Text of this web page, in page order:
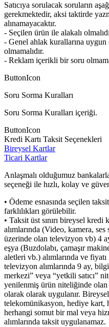
Satıcıya sorulacak soruların
gerekmektedir, aksi taktirde
alınamayacaktır.
- Seçilen ürün ile alakalı
- Genel ahlak kurallarına
olmamalıdır.
- Reklam içerikli bir soru
ButtonIcon
Soru Sorma Kuralları
Soru Sorma Kuralları içeriği.
ButtonIcon
Kredi Kartı Taksit Seçenekleri
Bireysel Kartlar
Ticari Kartlar
Anlaşmalı olduğumuz
seçeneği ile hızlı, kolay ve
• Ödeme esnasında seçilen
farklılıkları görülebilir.
• Taksit üst sınırı bireysel
alımlarında (Video, kamera,
üzerinde olan televizyon vb) 4
eşya (Buzdolabı, çamaşır
aletleri vb.) alımlarında ve
televizyon alımlarında 9 ay,
merkezi” veya “yetkili satıcı”
yenilenmiş ürün niteliğinde olan
olarak olarak uygulanır.
telekomünikasyon, hediye kart,
herhangi somut bir mal veya
alımlarında taksit uygulanamaz.